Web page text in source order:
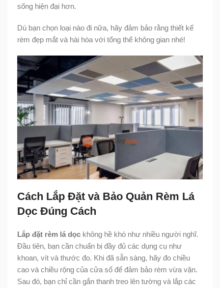
sống hiện đại hơn.
Dù bạn chọn loại nào đi nữa, hãy đảm bảo rằng thiết kế
rèm đẹp mắt và hài hòa với tổng thể không gian nhé!
Cách Lắp Đặt và Bảo Quản Rèm Lá
Dọc Đúng Cách
Lắp đặt rèm lá dọc không hề khó như nhiều người nghĩ.
Đầu tiên, bạn cần chuẩn bị đầy đủ các dụng cụ như
khoan, vít và thước đo. Khi đã sẵn sàng, hãy đo chiều
cao và chiều rộng của cửa sổ để đảm bảo rèm vừa vặn.
Sau đó, bạn chỉ cần gắn thanh treo lên tường và lắp các